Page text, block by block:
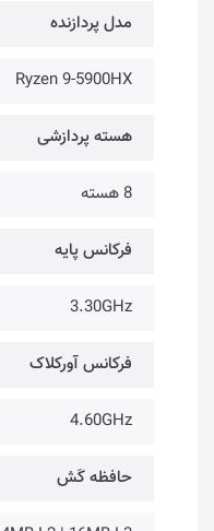
مدل پردازنده
Ryzen 9-5900HX
هسته پردازشی
8 هسته
فرکانس پایه
3.30GHz
فرکانس آورکلاک
4.60GHz
حافظه کَش